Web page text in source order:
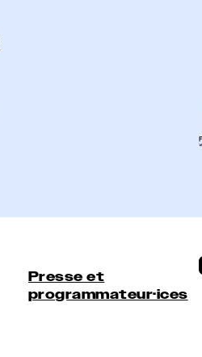
Presse et
programmateur·ices